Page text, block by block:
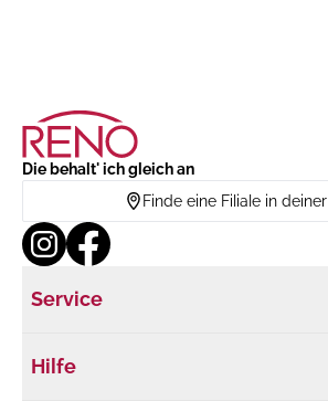
Die behalt' ich gleich an
Finde eine Filiale in
Service
Hilfe